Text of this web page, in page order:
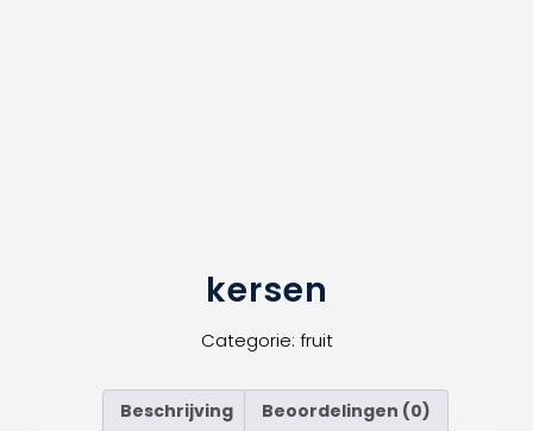
kersen
Categorie: fruit
Beschrijving Beoordelingen (0)